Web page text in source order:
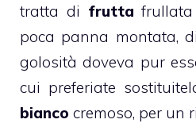
tratta di frutta
poca panna montata,
golosità doveva pur
cui preferiate
bianco cremoso, per un